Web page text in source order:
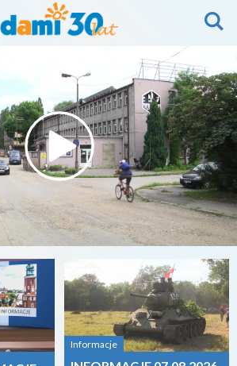
Informacje